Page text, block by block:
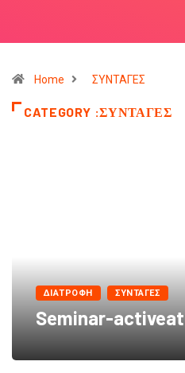
Home ΣΥΝΤΑΓΕΣ
CATEGORY :ΣΥΝΤΑΓΕΣ
ΔΙΑΤΡΟΦΗ ΣΥΝΤΑΓΕΣ
Seminar-activeat